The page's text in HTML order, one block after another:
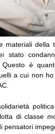
materiali della
stato
Questo è
a cui non
di classe
pensatori